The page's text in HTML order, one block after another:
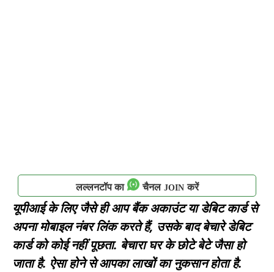
लल्लनटॉप का चैनल JOIN करें
यूपीआई के लिए जैसे ही आप बैंक अकाउंट या डेबिट कार्ड से
अपना मोबाइल नंबर लिंक करते हैं, उसके बाद बेचारे डेबिट
कार्ड को कोई नहीं पूछता. बेचारा घर के छोटे बेटे जैसा हो
जाता है. ऐसा होने से आपका लाखों का नुकसान होता है.